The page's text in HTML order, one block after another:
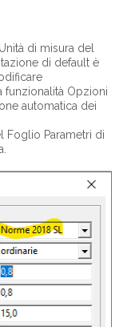
di misura del
di default è
funzionalità Opzioni
automatica dei
Foglio Parametri di